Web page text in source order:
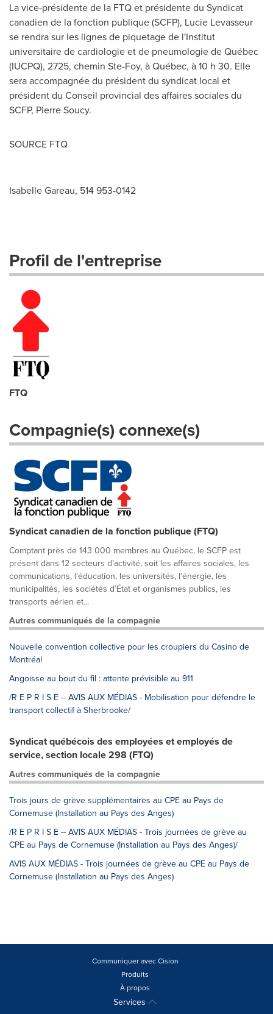
La vice-présidente de la FTQ et présidente du Syndicat
canadien de la fonction publique (SCFP), Lucie Levasseur
se rendra sur les lignes de piquetage de l'Institut
universitaire de cardiologie et de pneumologie de Québec
(IUCPQ), 2725, chemin Ste-Foy, à Québec, à 10 h 30. Elle
sera accompagnée du président du syndicat local et
président du Conseil provincial des affaires sociales du
SCFP, Pierre Soucy.
SOURCE FTQ
Isabelle Gareau, 514 953-0142
Profil de l'entreprise
FTQ
Compagnie(s) connexe(s)
Syndicat canadien de la fonction publique (FTQ)
Comptant près de 143 000 membres au Québec, le SCFP est
présent dans 12 secteurs d’activité, soit les affaires sociales, les
communications, l’éducation, les universités, l’énergie, les
municipalités, les sociétés d’État et organismes publics, les
transports aérien et...
Autres communiqués de la compagnie
Nouvelle convention collective pour les croupiers du Casino de
Montréal
Angoisse au bout du fil : attente prévisible au 911
/R E P R I S E -- AVIS AUX MÉDIAS - Mobilisation pour défendre le
transport collectif à Sherbrooke/
Syndicat québécois des employées et employés de
service, section locale 298 (FTQ)
Autres communiqués de la compagnie
Trois jours de grève supplémentaires au CPE au Pays de
Cornemuse (Installation au Pays des Anges)
/R E P R I S E -- AVIS AUX MÉDIAS - Trois journées de grève au
CPE au Pays de Cornemuse (Installation au Pays des Anges)/
AVIS AUX MÉDIAS - Trois journées de grève au CPE au Pays de
Cornemuse (Installation au Pays des Anges)
Communiquer avec Cision
Produits
À propos
Services